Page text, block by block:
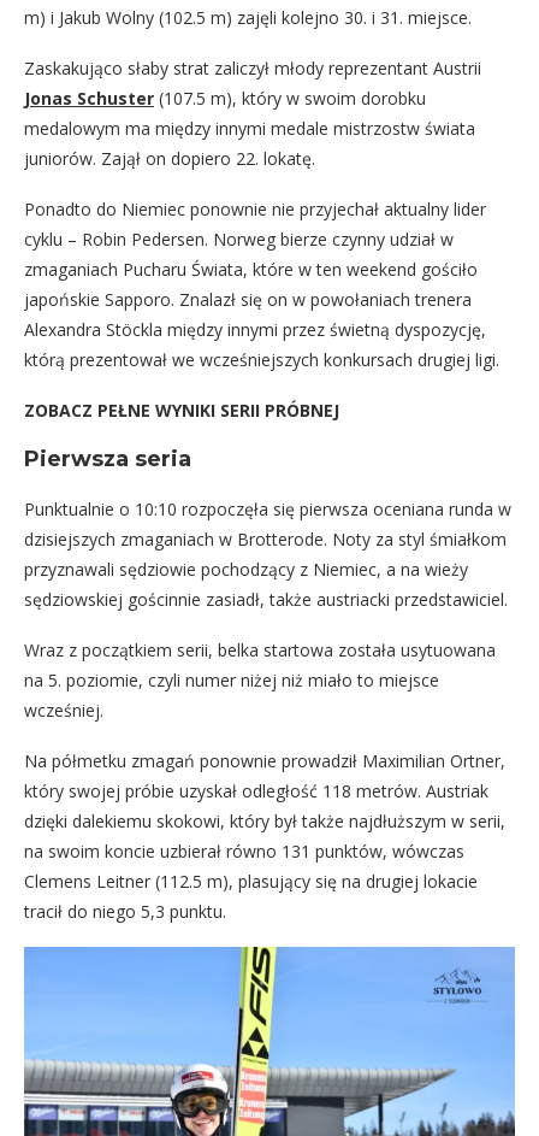
m) i Jakub Wolny (102.5 m) zajęli kolejno 30. i 31. miejsce.
Zaskakująco słaby strat zaliczył młody reprezentant Austrii
Jonas Schuster (107.5 m), który w swoim dorobku
medalowym ma między innymi medale mistrzostw świata
juniorów. Zajął on dopiero 22. lokatę.
Ponadto do Niemiec ponownie nie przyjechał aktualny lider
cyklu – Robin Pedersen. Norweg bierze czynny udział w
zmaganiach Pucharu Świata, które w ten weekend gościło
japońskie Sapporo. Znalazł się on w powołaniach trenera
Alexandra Stöckla między innymi przez świetną dyspozycję,
którą prezentował we wcześniejszych konkursach drugiej ligi.
ZOBACZ PEŁNE WYNIKI SERII PRÓBNEJ
Pierwsza seria
Punktualnie o 10:10 rozpoczęła się pierwsza oceniana runda w
dzisiejszych zmaganiach w Brotterode. Noty za styl śmiałkom
przyznawali sędziowie pochodzący z Niemiec, a na wieży
sędziowskiej gościnnie zasiadł, także austriacki przedstawiciel.
Wraz z początkiem serii, belka startowa została usytuowana
na 5. poziomie, czyli numer niżej niż miało to miejsce
wcześniej.
Na półmetku zmagań ponownie prowadził Maximilian Ortner,
który swojej próbie uzyskał odległość 118 metrów. Austriak
dzięki dalekiemu skokowi, który był także najdłuższym w serii,
na swoim koncie uzbierał równo 131 punktów, wówczas
Clemens Leitner (112.5 m), plasujący się na drugiej lokacie
tracił do niego 5,3 punktu.